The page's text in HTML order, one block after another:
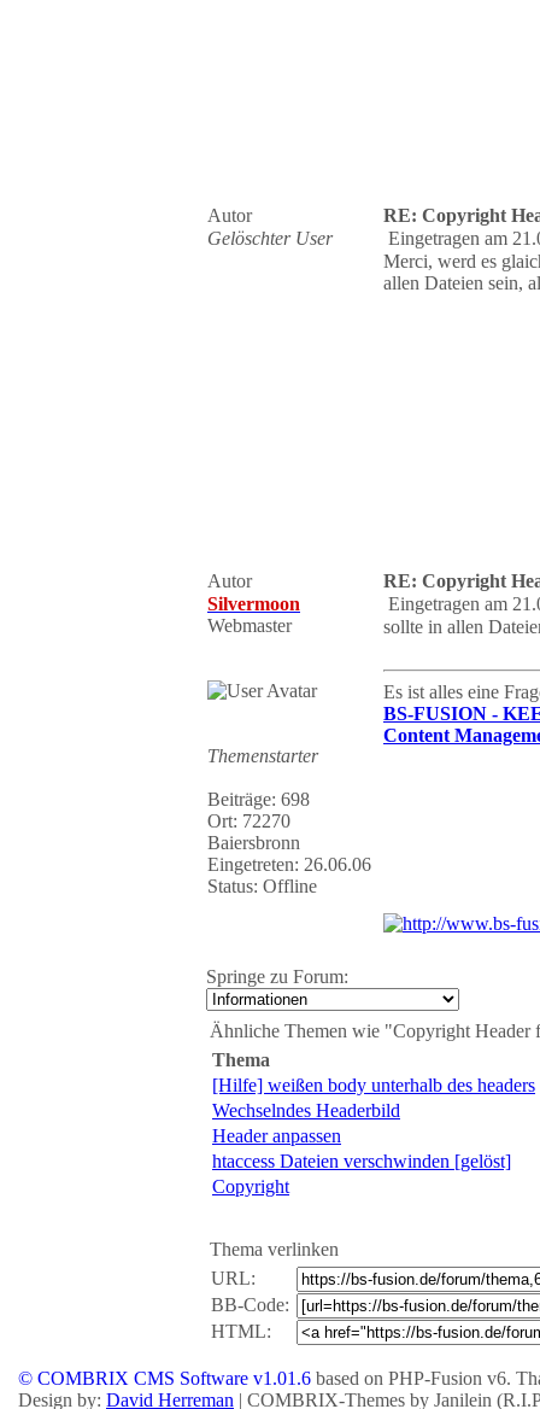
Autor
RE: Copyright
Gelöschter User
Eingetragen am
Merci, werd es
allen Dateien sein,
Autor
RE: Copyright
Silvermoon
Webmaster
Themenstarter
Beiträge: 698
Ort: 72270
Baiersbronn
Eingetreten: 26.06.06
Status: Offline
Eingetragen am
sollte in allen
Es ist alles eine
BS-FUSION -
Content
Springe zu Forum:
Ähnliche Themen wie "Copyright Header
Thema
[Hilfe] weißen body unterhalb des headers
Wechselndes Headerbild
Header anpassen
htaccess Dateien verschwinden [gelöst]
Copyright
Thema verlinken
URL:
BB-Code:
HTML:
© COMBRIX CMS Software v1.01.6 based on PHP-Fusion v6.
Design by: David Herreman | COMBRIX-Themes by Janilein